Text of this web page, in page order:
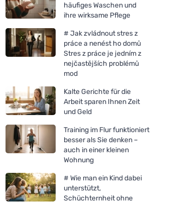
häufiges Waschen und
ihre wirksame Pflege
# Jak zvládnout stres z
práce a nenést ho domů
Stres z práce je jedním z
nejčastějších problémů
mod
Kalte Gerichte für die
Arbeit sparen Ihnen Zeit
und Geld
Training im Flur funktioniert
besser als Sie denken –
auch in einer kleinen
Wohnung
# Wie man ein Kind dabei
unterstützt,
Schüchternheit ohne